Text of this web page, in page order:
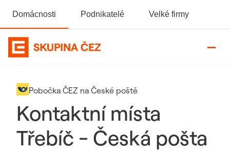
Domácnosti Podnikatelé Velké firmy
Pobočka ČEZ na České poště
Kontaktní místa
Třebíč - Česká pošta